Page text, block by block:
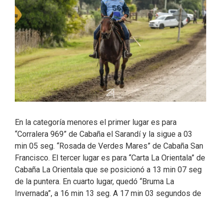
En la categoría menores el primer lugar es para
“Corralera 969” de Cabaña el Sarandí y la sigue a 03
min 05 seg. “Rosada de Verdes Mares” de Cabaña San
Francisco. El tercer lugar es para “Carta La Orientala” de
Cabaña La Orientala que se posicionó a 13 min 07 seg
de la puntera. En cuarto lugar, quedó “Bruma La
Invernada”, a 16 min 13 seg. A 17 min 03 segundos de